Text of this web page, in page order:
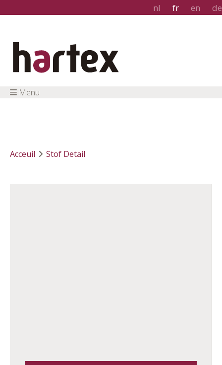
nl fr en de
Menu
Acceuil Stof Detail